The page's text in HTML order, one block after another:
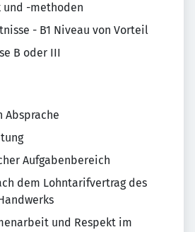
und -methoden
- B1 Niveau von Vorteil
B oder III
Absprache
Aufgabenbereich
dem Lohntarifvertrag des
und Respekt im